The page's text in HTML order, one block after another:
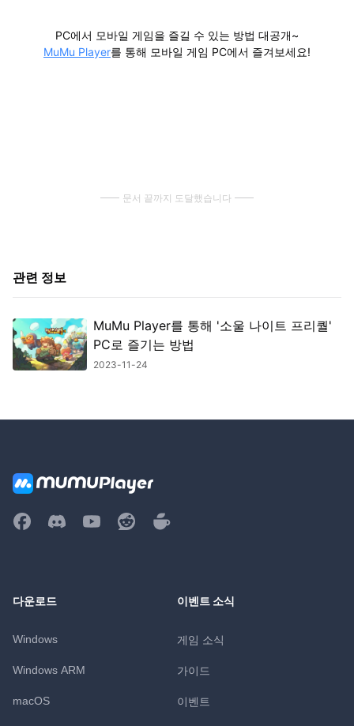
PC에서 모바일 게임을 즐길 수 있는 방법 대공개~
MuMu Player를 통해 모바일 게임 PC에서 즐겨보세요!
문서 끝까지 도달했습니다
관련 정보
MuMu Player를 통해 '소울 나이트 프리퀄'
PC로 즐기는 방법
2023-11-24
다운로드
Windows
Windows ARM
macOS
이벤트 소식
게임 소식
가이드
이벤트